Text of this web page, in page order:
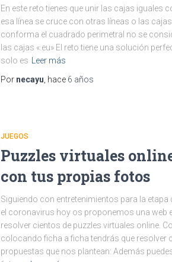
En este reto tienes que unir las cajas iguales
esa línea se cruce con otras líneas o las
conforma el cuadrado perimetral no se
las cajas «.eu» El reto tiene una solución
solo es
Leer más
Por necayu , hace 6 años
JUEGOS
Puzzles virtuales
con tus propias fotos
Siguiendo con entretenimientos para la
el coronavirus hoy os proponemos una web
resolver cientos de puzzles virtuales online.
colocando ficha a ficha tendrás que resolver
propuestas que nos plantean: Además